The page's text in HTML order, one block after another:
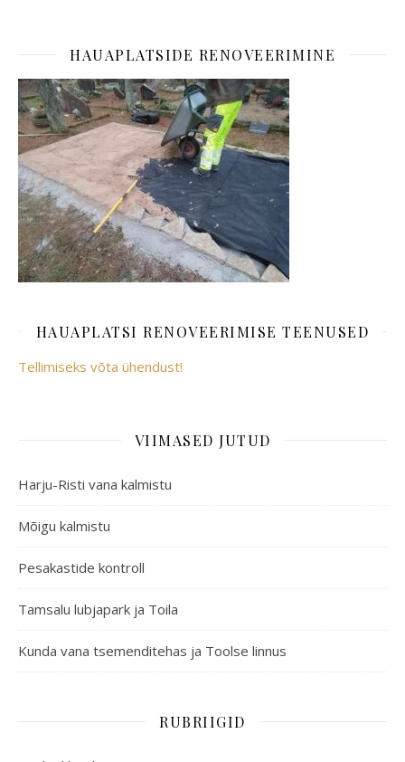
HAUAPLATSIDE RENOVEERIMINE
HAUAPLATSI RENOVEERIMISE TEENUSED
Tellimiseks võta ühendust!
VIIMASED JUTUD
Harju-Risti vana kalmistu
Mõigu kalmistu
Pesakastide kontroll
Tamsalu lubjapark ja Toila
Kunda vana tsemenditehas ja Toolse linnus
RUBRIIGID